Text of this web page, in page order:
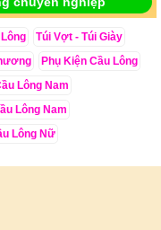
Túi Vợt - Túi Giày
Phụ Kiện Cầu Lông
Lông Nam
Lông Nam
Lông Nữ